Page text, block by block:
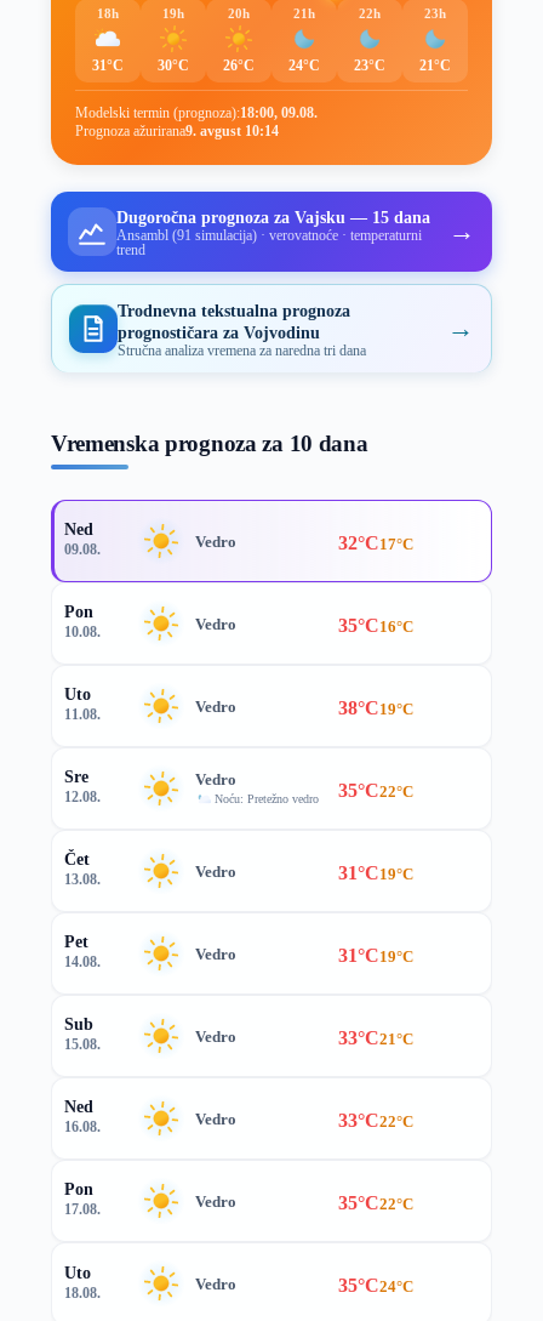
18h
31°C
19h
30°C
20h
26°C
21h
24°C
22h
23°C
23h
21°C
Modelski termin (prognoza):18:00, 09.08.
Prognoza ažurirana9. avgust 10:14
Dugoročna prognoza za Vajsku — 15 dana
Ansambl (91 simulacija) · verovatnoće · temperaturni
trend
→
Trodnevna tekstualna prognoza
prognostičara za Vojvodinu
Stručna analiza vremena za naredna tri dana
→
Vremenska prognoza za 10 dana
Ned
09.08. Vedro 32°C17°C
Pon
10.08. Vedro 35°C16°C
Uto
11.08. Vedro 38°C19°C
Sre
12.08.
Vedro
Noću: Pretežno vedro 35°C22°C
Čet
13.08. Vedro 31°C19°C
Pet
14.08. Vedro 31°C19°C
Sub
15.08. Vedro 33°C21°C
Ned
16.08. Vedro 33°C22°C
Pon
17.08. Vedro 35°C22°C
Uto
18.08. Vedro 35°C24°C